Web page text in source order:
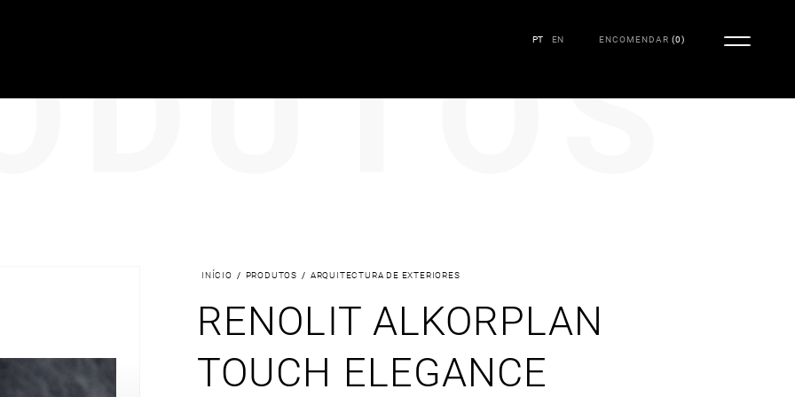
PT EN ENCOMENDAR (0)
INÍCIO / PRODUTOS / ARQUITECTURA DE EXTERIORES
RENOLIT ALKORPLAN
TOUCH ELEGANCE